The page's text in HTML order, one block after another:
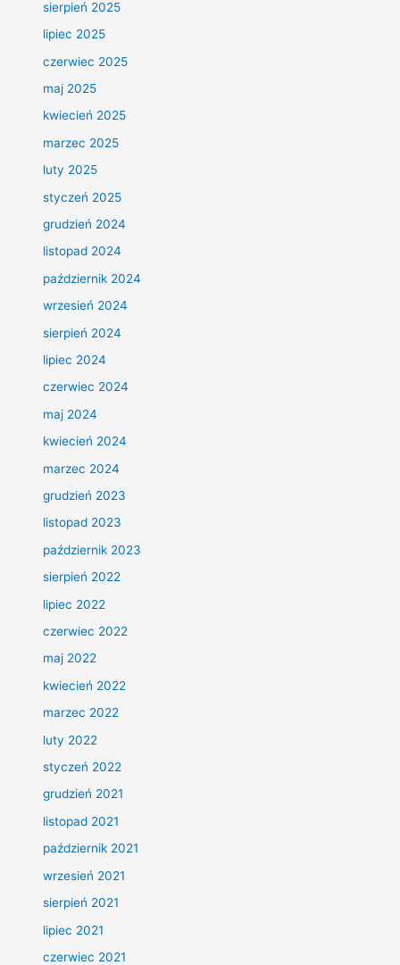
sierpień 2025
lipiec 2025
czerwiec 2025
maj 2025
kwiecień 2025
marzec 2025
luty 2025
styczeń 2025
grudzień 2024
listopad 2024
październik 2024
wrzesień 2024
sierpień 2024
lipiec 2024
czerwiec 2024
maj 2024
kwiecień 2024
marzec 2024
grudzień 2023
listopad 2023
październik 2023
sierpień 2022
lipiec 2022
czerwiec 2022
maj 2022
kwiecień 2022
marzec 2022
luty 2022
styczeń 2022
grudzień 2021
listopad 2021
październik 2021
wrzesień 2021
sierpień 2021
lipiec 2021
czerwiec 2021